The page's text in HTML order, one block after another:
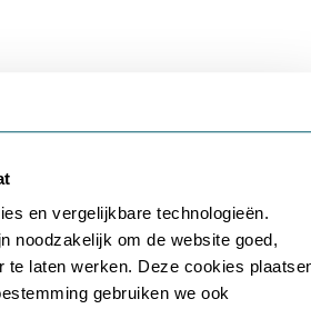
en vergelijkbare technologieën.
noodzakelijk om de website goed,
te laten werken. Deze cookies
gebruiken we ook
mailadres *